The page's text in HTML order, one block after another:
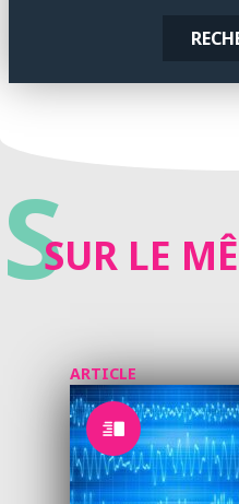
SSUR LE
ARTICLE